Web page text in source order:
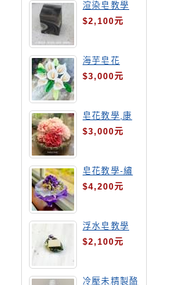
渲染皂教學
$2,100元
海芋皂花
$3,000元
皂花教學,康
乃馨
$3,000元
皂花教學-繡
球花皂花束
$4,200元
浮水皂教學
$2,100元
冷壓未精製酪